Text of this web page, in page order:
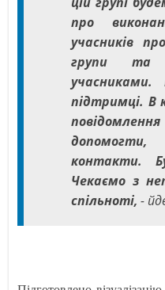
про
учасників
групи та
учасниками.
підтримці. В
контакти.
Чекаємо з
спільноті,-